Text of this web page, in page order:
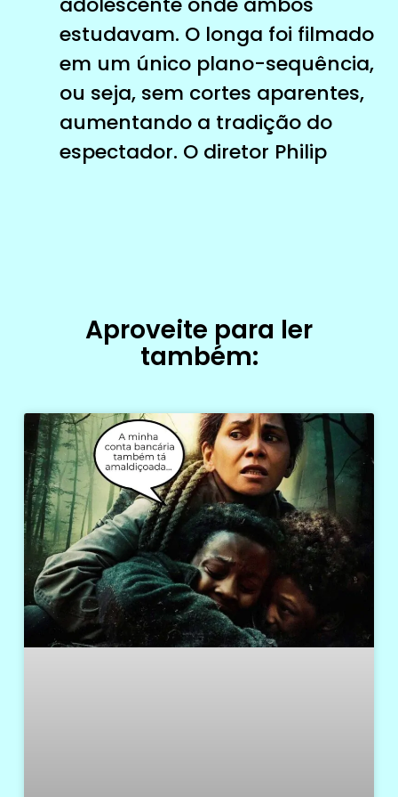
estudavam. O longa foi filmado
em um único plano-sequência,
ou seja, sem cortes aparentes,
aumentando a tradição do
espectador. O diretor Philip
Aproveite para ler
também: